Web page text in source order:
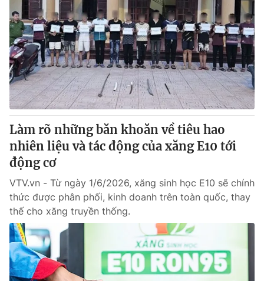
Làm rõ những băn khoăn về tiêu hao
nhiên liệu và tác động của xăng E10 tới
động cơ
VTV.vn - Từ ngày 1/6/2026, xăng sinh học E10 sẽ chính
thức được phân phối, kinh doanh trên toàn quốc, thay
thế cho xăng truyền thống.